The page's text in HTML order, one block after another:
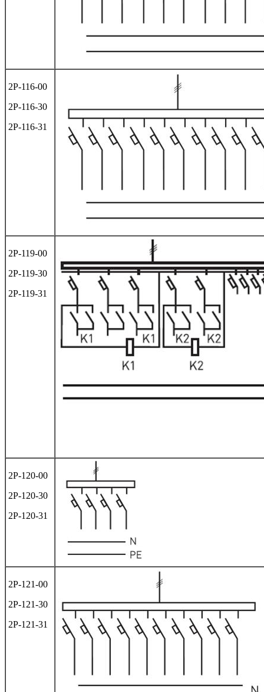
2Р-116-00
2Р-116-30
2Р-116-31
2Р-119-00
2Р-119-30
2Р-119-31
2Р-120-00
2Р-120-30
2Р-120-31
2Р-121-00
2Р-121-30
2Р-121-31